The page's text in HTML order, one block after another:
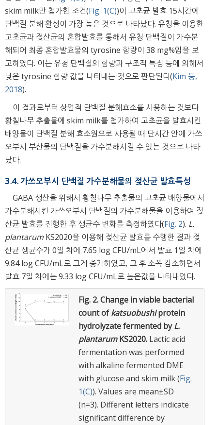
skim milk만 첨가한 조건(Fig. 1(C))이 고초균 발효 15시간에
단백질 분해 활성이 가장 높은 것으로 나타났다. 유청을 이용한
고초균과 젖산균의 혼합발효를 통해서 유청 단백질이 가수분
해되어 최종 혼합발효물의 tyrosine 함량이 38 mg%임을 보
고하였다. 이는 유청 단백질의 함량과 구조적 특징 등에 의해서
낮은 tyrosine 함량 값을 나타내는 것으로 판단된다(Kim 등,
2018).
이 결과로부터 상업적 단백질 분해효소를 사용하는 것보다
황칠나무 추출물에 skim milk를 첨가하여 고초균을 발효시킨
배양물이 단백질 분해 효소원으로 사용될 때 단시간 안에 가쓰
오부시 부산물의 단백질을 가수분해시킬 수 있는 것으로 나타
났다.
3.4. 가쓰오부시 단백질 가수분해물의 젖산균 발효특성
GABA 생산을 위해서 황칠나무 추출물의 고초균 배양물에서
가수분해시킨 가쓰오부시 단백질의 가수분해물을 이용하여 젖
산균 발효를 진행한 후 생균수 변화를 측정하였다(Fig. 2). L.
plantarum KS2020을 이용해 젖산균 발효를 수행한 결과 젖
산균 생균수가 0일 차에 7.65 log CFU/mL에서 발효 1일 차에
9.84 log CFU/mL로 크게 증가하였고, 그 후 소폭 감소하면서
발효 7일 차에는 9.33 log CFU/mL로 높은값을 나타내었다.
Fig. 2.Change in viable bacterial
count ofkatsuobushiprotein
hydrolyzate fermented byL.
plantarumKS2020. Lactic acid
fermentation was performed
with alkaline fermented DME
with glucose and skim milk (Fig.
1(C)). Values are mean±SD
(n=3). Different letters indicate
significant difference by